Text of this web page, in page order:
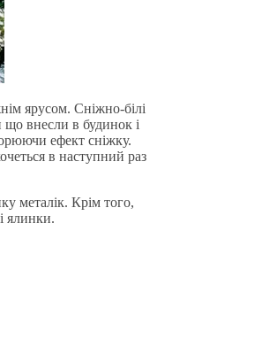
ярусом. Сніжно-білі
що внесли в будинок і
ефект сніжку.
в наступний раз
металік. Крім того,
ялинки.